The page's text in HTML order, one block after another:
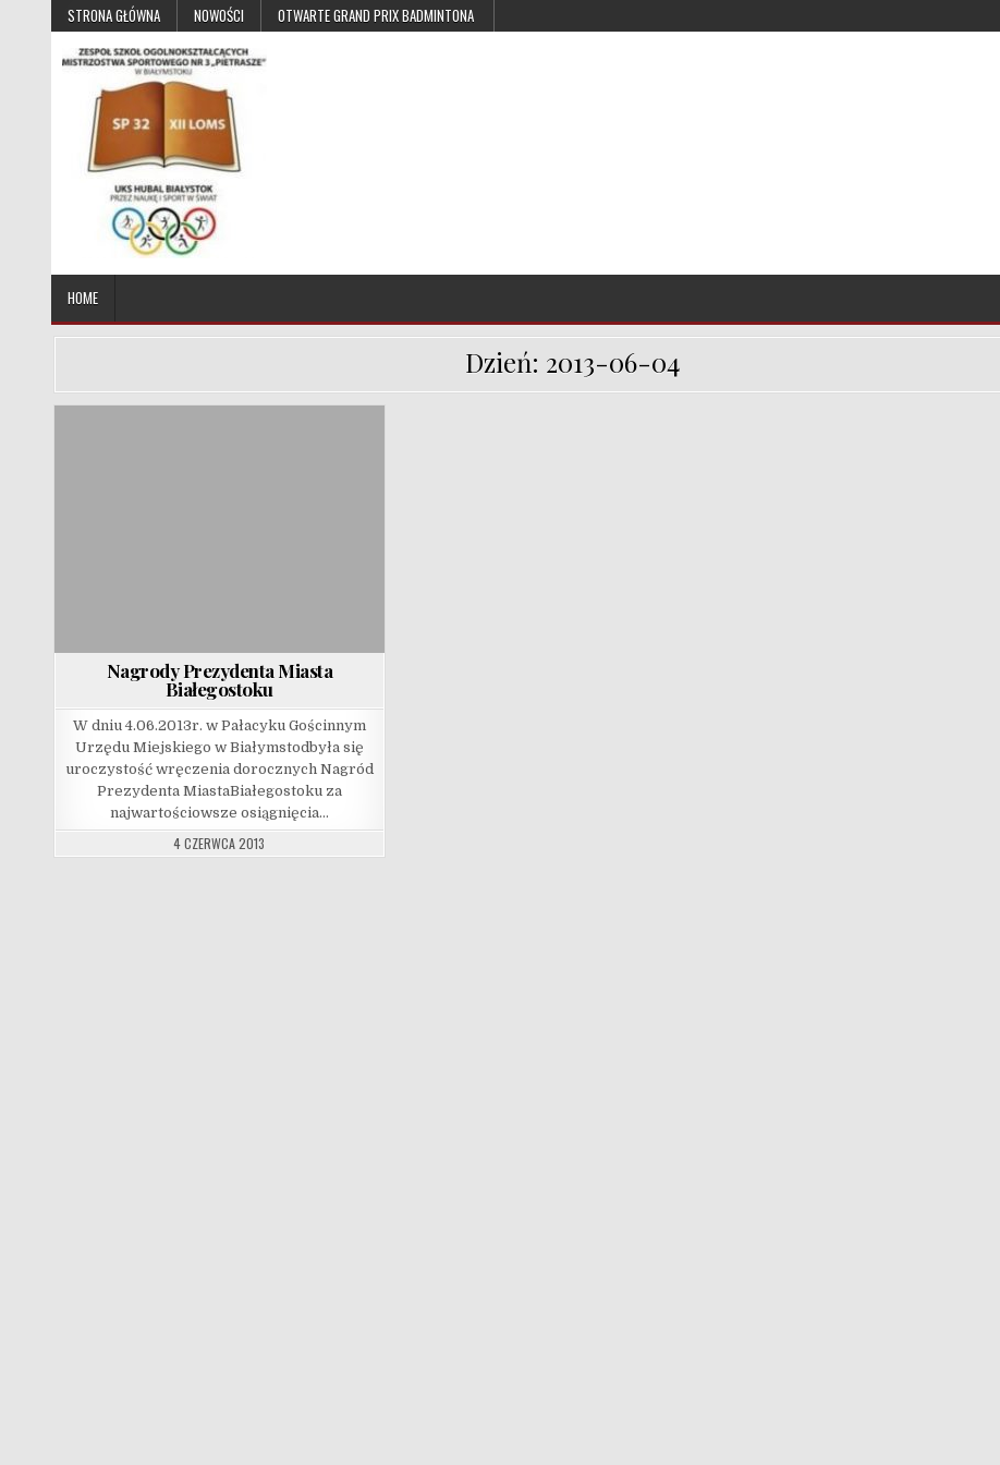
Skip to contentSTRONA GŁÓWNA NOWOŚCI OTWARTE GRAND PRIX BADMINTONA
UKS Hubal Białystok
HOME
Dzień: 2013-06-04
Nagrody Prezydenta Miasta
Białegostoku
W dniu 4.06.2013r. w Pałacyku Gościnnym
Urzędu Miejskiego w Białymstodbyła się
uroczystość wręczenia dorocznych Nagród
Prezydenta MiastaBiałegostoku za
najwartościowsze osiągnięcia…
4 CZERWCA 2013